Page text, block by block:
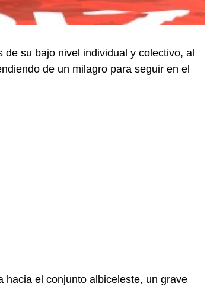
su bajo nivel individual y colectivo, al
de un milagro para seguir en el
hacia el conjunto albiceleste, un grave